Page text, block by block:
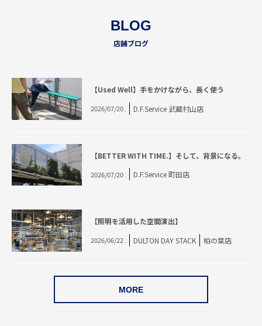
BLOG
店舗ブログ
【Used Well】手をかけながら、長く使う
2026/07/20 12:00D.F.Service 武蔵村山店
【BETTER WITH TIME.】そして、背景になる。
2026/07/20 12:00D.F.Service 町田店
【照明を活用した空間演出】
2026/06/22 11:00DULTON DAY STACK 柏の葉店
MORE